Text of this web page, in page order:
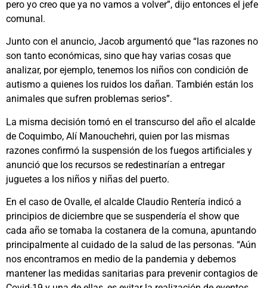
pero yo creo que ya no vamos a volver”, dijo entonces el jefe
comunal.
Junto con el anuncio, Jacob argumentó que “las razones no
son tanto económicas, sino que hay varias cosas que
analizar, por ejemplo, tenemos los niños con condición de
autismo a quienes los ruidos los dañan. También están los
animales que sufren problemas serios”.
La misma decisión tomó en el transcurso del año el alcalde
de Coquimbo, Alí Manouchehri, quien por las mismas
razones confirmó la suspensión de los fuegos artificiales y
anunció que los recursos se redestinarían a entregar
juguetes a los niños y niñas del puerto.
En el caso de Ovalle, el alcalde Claudio Rentería indicó a
principios de diciembre que se suspendería el show que
cada año se tomaba la costanera de la comuna, apuntando
principalmente al cuidado de la salud de las personas. “Aún
nos encontramos en medio de la pandemia y debemos
mantener las medidas sanitarias para prevenir contagios de